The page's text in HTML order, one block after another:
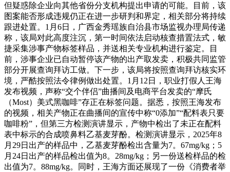
但疑惑除企业向其他省份分支机构提出申请的可能。目前，该
图案能否形成违规仍正在进一步研判和界定，相关部分将持续
跟进处置。1月6日，广西金秀瑶族自治县市场监视办理局传递
称，该局对此高度注沉，第一时间依法启动核查措置法式，敏
捷采集涉事产物标签样品，并送相关专业机构进行鉴定。目
前，涉事企业已自动暂停该产物的出产取发卖，积极共同监管
部分开展查询拜访工做。下一步，该局将按照查询拜访核实环
境，严酷按照法令律例做出处置。1月12日，职业打假人王海
发布视频，声称“交个伴侣”曲播间及电商平台发卖的“摩氏
（Most）美式黑咖啡”存正在标签问题。据悉，按照王海发布
的视频，相关产物正在曲播间的宣传中称“0添加”“配料表只要
咖啡粉”，但第三方检测演讲显示，产物中检出了未正在配料
表中标示的合成喷鼻料乙基麦芽酚。检测演讲显示，2025年8
月29日出产的样品中，乙基麦芽酚检出含量为7。67mg/kg；5
月24日出产的样品检出值为8。28mg/kg；另一份送检样品的检
出值为7。88mg/kg。同时，王海方面还展现了一份《消费者举